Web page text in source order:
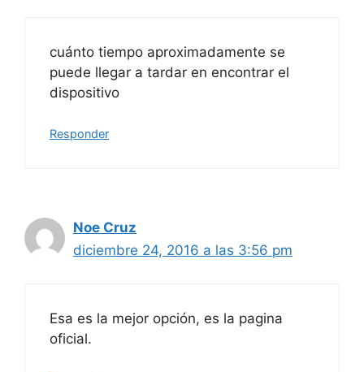
cuánto tiempo aproximadamente se
puede llegar a tardar en encontrar el
dispositivo
Responder
Noe Cruz
diciembre 24, 2016 a las 3:56 pm
Esa es la mejor opción, es la pagina
oficial.